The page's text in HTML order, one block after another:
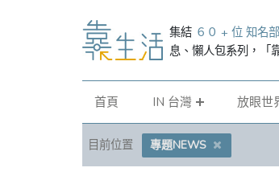
集結 ６０ + 位 知名
息、懶人包系列，「
首頁 IN 台灣 放眼世
目前位置 專題NEWS